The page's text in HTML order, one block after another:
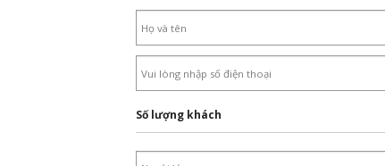
Số lượng khách